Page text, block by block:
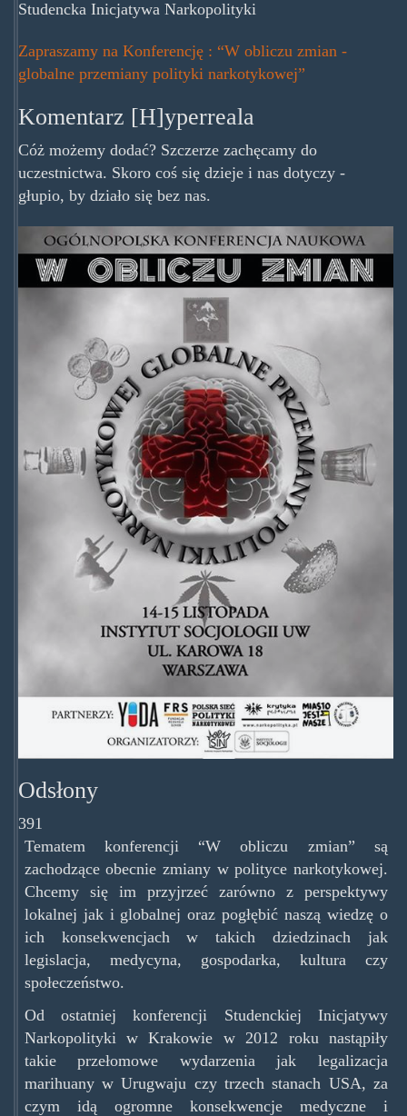
Studencka Inicjatywa Narkopolityki
Zapraszamy na Konferencję : “W obliczu zmian -
globalne przemiany polityki narkotykowej”
Komentarz [H]yperreala
Cóż możemy dodać? Szczerze zachęcamy do
uczestnictwa. Skoro coś się dzieje i nas dotyczy -
głupio, by działo się bez nas.
14-
15listopada.jpg
Odsłony
391
Tematem konferencji “W obliczu zmian” są
zachodzące obecnie zmiany w polityce narkotykowej.
Chcemy się im przyjrzeć zarówno z perspektywy
lokalnej jak i globalnej oraz pogłębić naszą wiedzę o
ich konsekwencjach w takich dziedzinach jak
legislacja, medycyna, gospodarka, kultura czy
społeczeństwo.
Od ostatniej konferencji Studenckiej Inicjatywy
Narkopolityki w Krakowie w 2012 roku nastąpiły
takie przełomowe wydarzenia jak legalizacja
marihuany w Urugwaju czy trzech stanach USA, za
czym idą ogromne konsekwencje medyczne i